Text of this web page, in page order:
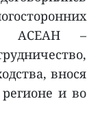
АСЕАН –
внося
и во